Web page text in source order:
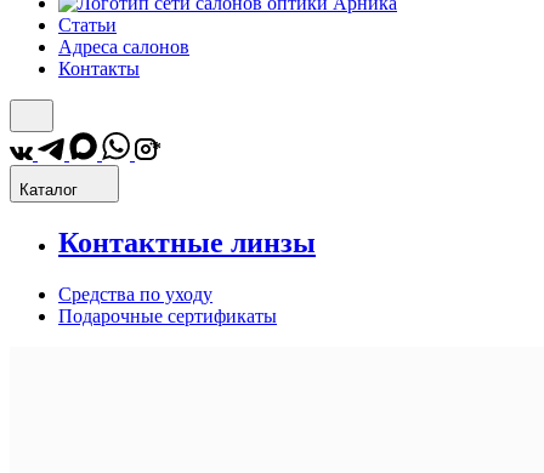
Статьи
Адреса салонов
Контакты
*
Каталог
Контактные линзы
Средства по уходу
Подарочные сертификаты